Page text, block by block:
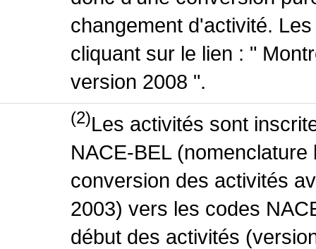
changement d'activité.
cliquant sur le lien : "
version 2008 ".
(2)Les activités sont
NACE-BEL
conversion des activités
2003) vers les codes
début des activités